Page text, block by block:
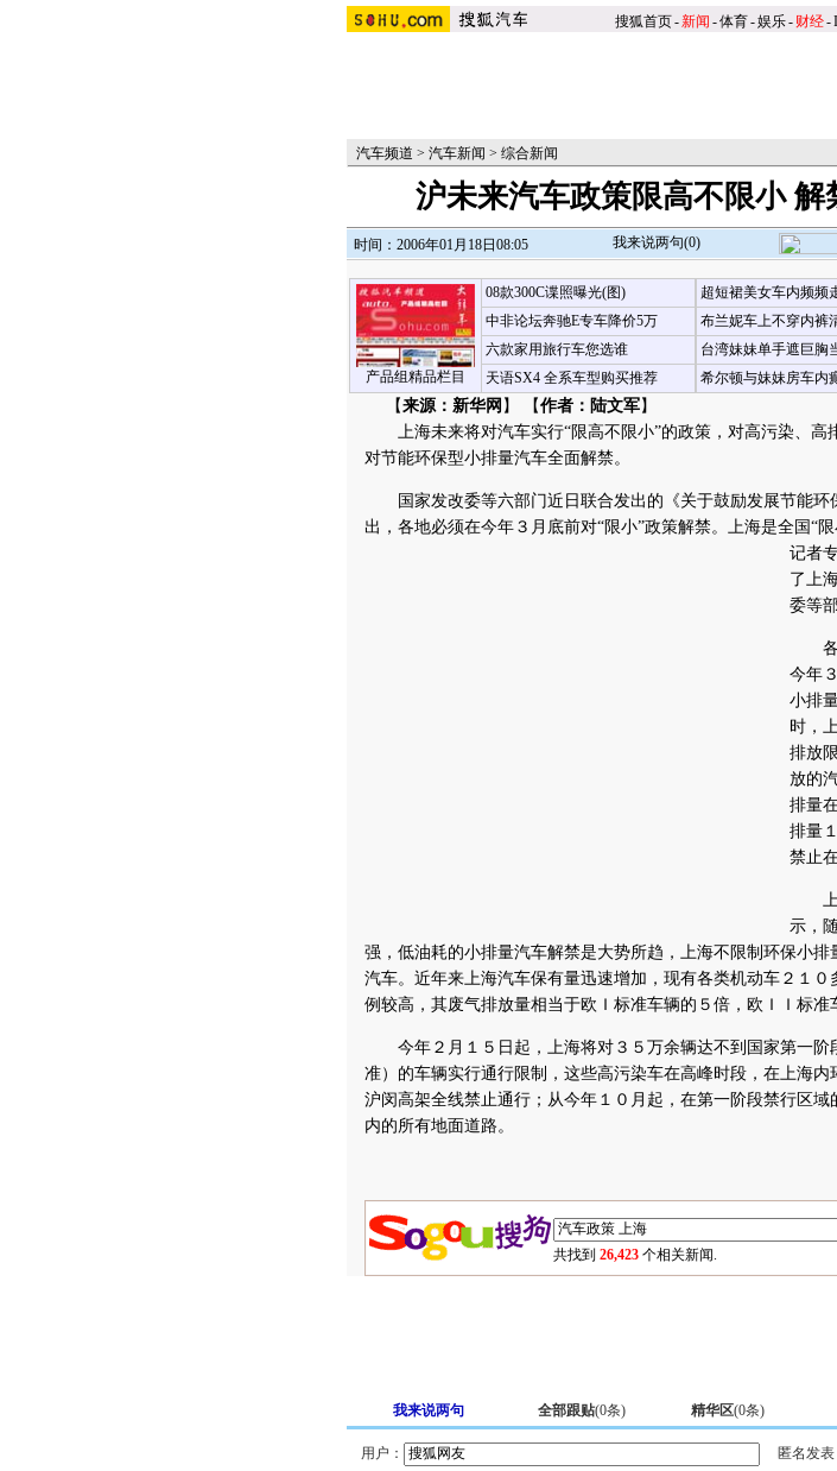
搜狐首页-新闻 -体育-娱乐- 财经-
汽车频道 > 汽车新闻 > 综合新闻
沪未来汽车政策限高不限小 解
时间：2006年01月18日08:05 我来说两句(0)
产品组精品栏目
08款300C谍照曝光(图)
中非论坛奔驰E专车降价5万
六款家用旅行车您选谁
天语SX4 全系车型购买推荐
超短裙美女车内频频
布兰妮车上不穿内裤
台湾妹妹单手遮巨胸
希尔顿与妹妹房车内
【来源：新华网 】 【作者：陆文军】
上海未来将对汽车实行“限高不限小”的政策，对高污染、高
对节能环保型小排量汽车全面解禁。
国家发改委等六部门近日联合发出的《关于鼓励发展节能环
出，各地必须在今年３月底前对“限小”政策解禁。 上海是全国“
记者
了上
委等
各
今年
小排
时，
排放
放的
排量
排量
禁止
上
示，
强，低油耗的小排量汽车解禁是大势所趋，上海不限制环保小排
汽车。近年来上海汽车保有量迅速增加，现有各类机动车２１
例较高，其废气排放量相当于欧Ｉ标准车辆的５倍，欧ＩＩ标准
今年２月１５日起，上海将对３５万余辆达不到国家第一阶
准）的车辆实行通行限制，这些高污染车在高峰时段，在上海内
沪闵高架全线禁止通行；从今年１０月起，在第一阶段禁行区域
内的所有地面道路。
共找到 26,423 个相关新闻.
我来说两句 全部跟贴(0条) 精华区(0条)
用户： 匿名发表